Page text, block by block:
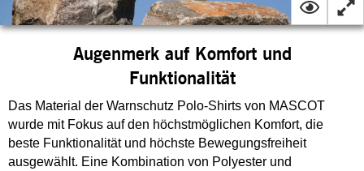
Augenmerk auf Komfort und
Funktionalität
Das Material der Warnschutz Polo-Shirts von MASCOT
wurde mit Fokus auf den höchstmöglichen Komfort, die
beste Funktionalität und höchste Bewegungsfreiheit
ausgewählt. Eine Kombination von Polyester und